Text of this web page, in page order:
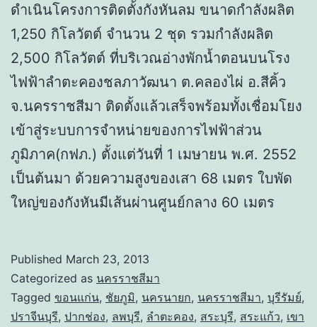
ดำเนินโครงการติดตั้งกังหันลม ขนาดกำลังผลิต
1,250 กิโลวัตต์ จำนวน 2 ชุด รวมกำลังผลิต
2,500 กิโลวัตต์ ที่บริเวณอ่างพักน้ำตอนบนโรง
ไฟฟ้าลำตะคองชลภาวัฒนา ต.คลองไผ่ อ.สีคิ้ว
จ.นครราชสีมา ติดตั้งแล้วเสร็จพร้อมทั้งเชื่อมโยง
เข้าสู่ระบบการจำหน่ายของการไฟฟ้าส่วน
ภูมิภาค(กฟภ.) ตั้งแต่วันที่ 1 เมษายน พ.ศ. 2552
เป็นต้นมา ด้วยความสูงของเสา 68 เมตร ใบพัด
ใหญ่ของกังหันมีเส้นผ่านศูนย์กลาง 60 เมตร
Published March 23, 2013
Categorized as นครราชสีมา
Tagged ขอนแก่น, ชัยภูมิ, นครนายก, นครราชสีมา, บุรีรัมย์,
ปราจีนบุรี, ปากช่อง, ลพบุรี, ลำตะคอง, สระบุรี, สระแก้ว, เขา